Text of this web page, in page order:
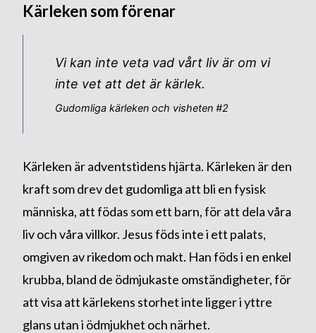
Kärleken som förenar
Vi kan inte veta vad vårt liv är om vi
inte vet att det är kärlek.
Gudomliga kärleken och visheten #2
Kärleken är adventstidens hjärta. Kärleken är den
kraft som drev det gudomliga att bli en fysisk
människa, att födas som ett barn, för att dela våra
liv och våra villkor. Jesus föds inte i ett palats,
omgiven av rikedom och makt. Han föds i en enkel
krubba, bland de ödmjukaste omständigheter, för
att visa att kärlekens storhet inte ligger i yttre
glans utan i ödmjukhet och närhet.